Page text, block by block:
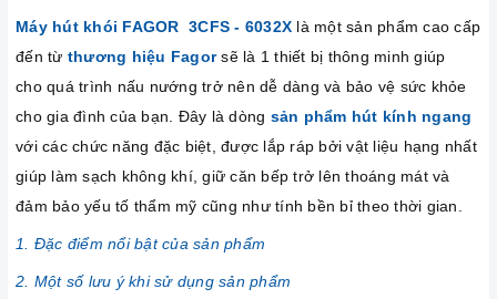
Máy hút khói FAGOR 3CFS - 6032X là một sản phẩm cao cấp
đến từ thương hiệu Fagorsẽ là 1 thiết bị thông minh giúp
cho quá trình nấu nướng trở nên dễ dàng và bảo vệ sức khỏe
cho gia đình của bạn. Đây là dòng sản phẩm hút kính ngang
với các chức năng đặc biệt, được lắp ráp bởi vật liệu hạng nhất
giúp làm sạch không khí, giữ căn bếp trở lên thoáng mát và
đảm bảo yếu tố thẩm mỹ cũng như tính bền bỉ theo thời gian.
1. Đặc điểm nổi bật của sản phẩm
2. Một số lưu ý khi sử dụng sản phẩm